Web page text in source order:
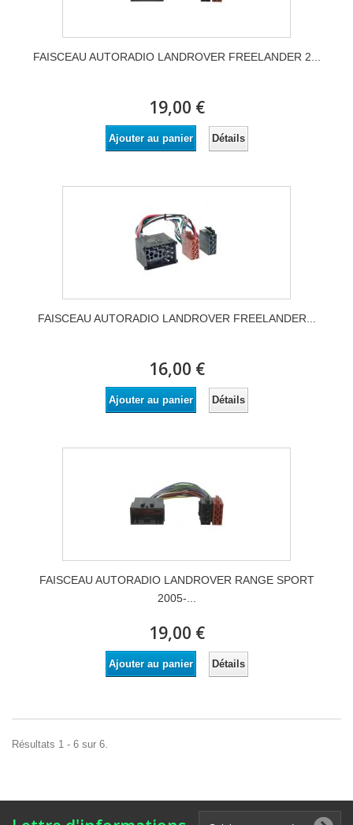
FAISCEAU AUTORADIO LANDROVER FREELANDER 2...
19,00 €
Ajouter au panier Détails
FAISCEAU AUTORADIO LANDROVER FREELANDER...
16,00 €
Ajouter au panier Détails
FAISCEAU AUTORADIO LANDROVER RANGE SPORT
2005-...
19,00 €
Ajouter au panier Détails
Résultats 1 - 6 sur 6.